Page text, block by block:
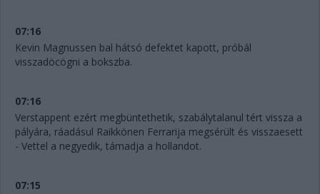
07:16
Kevin Magnussen bal hátsó defektet kapott, próbál
visszadöcögni a bokszba.
07:16
Verstappent ezért megbüntethetik, szabálytalanul tért vissza a
pályára, ráadásul Raikkönen Ferrarija megsérült és visszaesett
- Vettel a negyedik, támadja a hollandot.
07:15